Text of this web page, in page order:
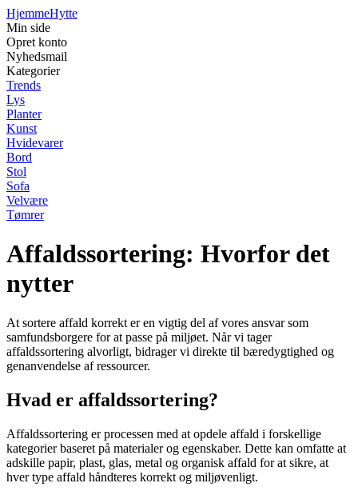
HjemmeHytte
Min side
Opret konto
Nyhedsmail
Kategorier
Trends
Lys
Planter
Kunst
Hvidevarer
Bord
Stol
Sofa
Velvære
Tømrer
Affaldssortering: Hvorfor det
nytter
At sortere affald korrekt er en vigtig del af vores ansvar som
samfundsborgere for at passe på miljøet. Når vi tager
affaldssortering alvorligt, bidrager vi direkte til bæredygtighed og
genanvendelse af ressourcer.
Hvad er affaldssortering?
Affaldssortering er processen med at opdele affald i forskellige
kategorier baseret på materialer og egenskaber. Dette kan omfatte at
adskille papir, plast, glas, metal og organisk affald for at sikre, at
hver type affald håndteres korrekt og miljøvenligt.